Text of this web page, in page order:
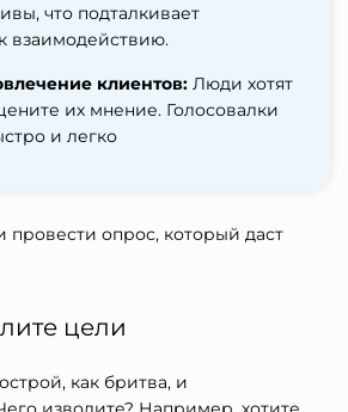
что подталкивает
взаимодействию.
клиентов: Люди хотят
их мнение. Голосовалки
и легко
провести опрос, который даст
цели
как бритва, и